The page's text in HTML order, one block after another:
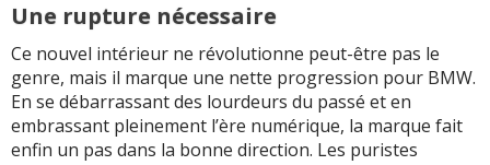
Une rupture nécessaire
Ce nouvel intérieur ne révolutionne peut-être pas le
genre, mais il marque une nette progression pour BMW.
En se débarrassant des lourdeurs du passé et en
embrassant pleinement l’ère numérique, la marque fait
enfin un pas dans la bonne direction. Les puristes